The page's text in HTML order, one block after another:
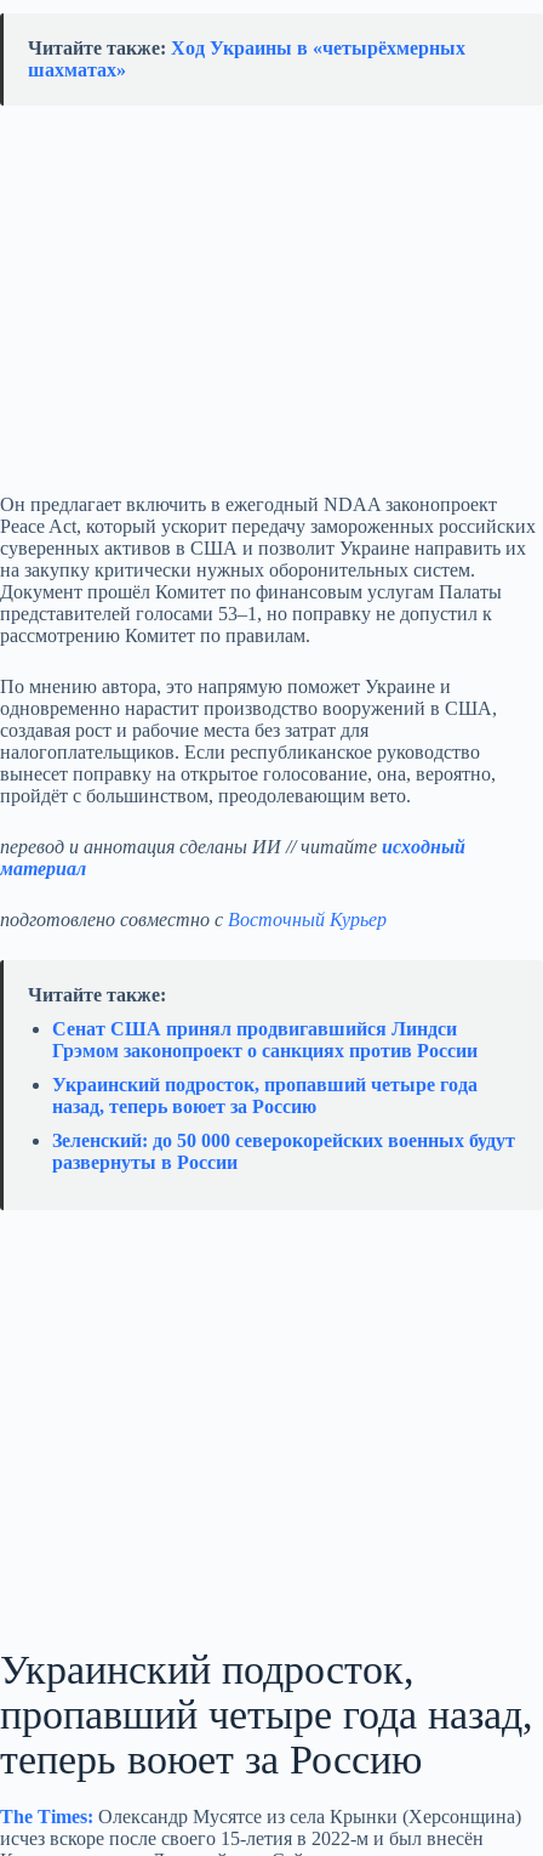
Читайте также: Ход Украины в «четырёхмерных
шахматах»
Он предлагает включить в ежегодный NDAA законопроект
Peace Act, который ускорит передачу замороженных российских
суверенных активов в США и позволит Украине направить их
на закупку критически нужных оборонительных систем.
Документ прошёл Комитет по финансовым услугам Палаты
представителей голосами 53–1, но поправку не допустил к
рассмотрению Комитет по правилам.
По мнению автора, это напрямую поможет Украине и
одновременно нарастит производство вооружений в США,
создавая рост и рабочие места без затрат для
налогоплательщиков. Если республиканское руководство
вынесет поправку на открытое голосование, она, вероятно,
пройдёт с большинством, преодолевающим вето.
перевод и аннотация сделаны ИИ // читайте исходный
материал
подготовлено совместно с Восточный Курьер
Читайте также:
Сенат США принял продвигавшийся Линдси
Грэмом законопроект о санкциях против России
Украинский подросток, пропавший четыре года
назад, теперь воюет за Россию
Зеленский: до 50 000 северокорейских военных будут
развернуты в России
Украинский подросток,
пропавший четыре года назад,
теперь воюет за Россию
The Times: Олександр Мусятсе из села Крынки (Херсонщина)
исчез вскоре после своего 15‑летия в 2022‑м и был внесён